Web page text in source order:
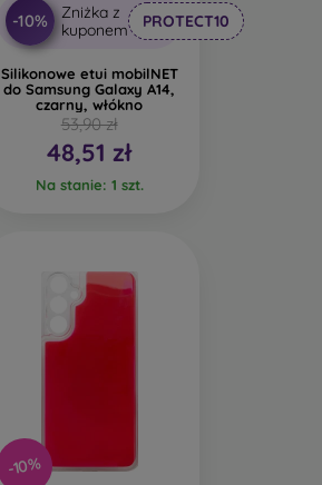
-10%
Zniżka z
kuponem
PROTECT10
Silikonowe etui mobilNET
do Samsung Galaxy A14,
czarny, włókno
53,90 zł
48,51 zł
Na stanie: 1 szt.
-10%